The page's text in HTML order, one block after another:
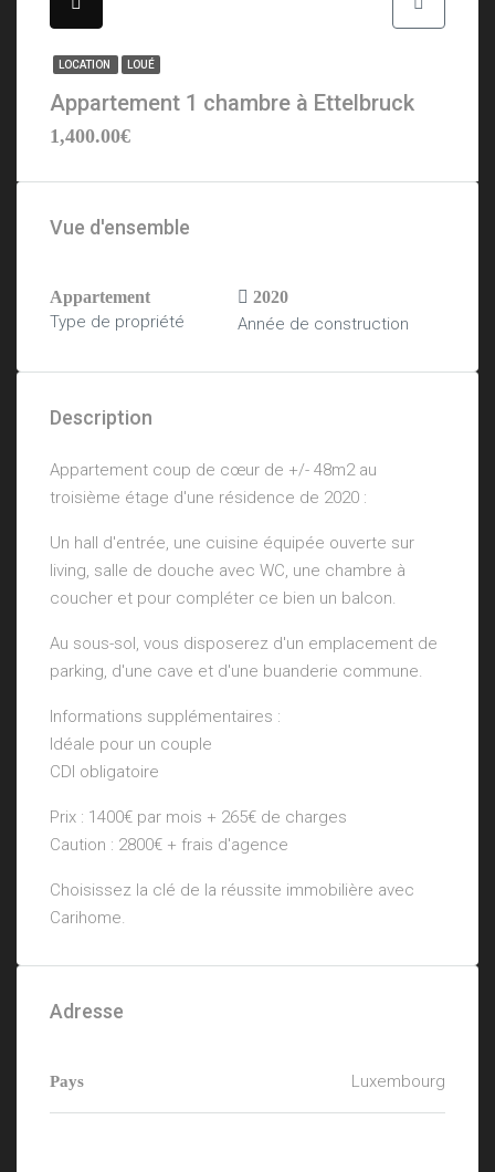
LOCATION LOUÉ
Appartement 1 chambre à Ettelbruck
1,400.00€
Vue d'ensemble
Appartement
Type de propriété
2020
Année de construction
Description
Appartement coup de cœur de +/- 48m2 au
troisième étage d'une résidence de 2020 :
Un hall d'entrée, une cuisine équipée ouverte sur
living, salle de douche avec WC, une chambre à
coucher et pour compléter ce bien un balcon.
Au sous-sol, vous disposerez d'un emplacement de
parking, d'une cave et d'une buanderie commune.
Informations supplémentaires :
Idéale pour un couple
CDI obligatoire
Prix : 1400€ par mois + 265€ de charges
Caution : 2800€ + frais d'agence
Choisissez la clé de la réussite immobilière avec
Carihome.
Adresse
Pays Luxembourg